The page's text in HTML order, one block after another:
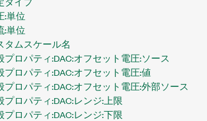
:単位
:単位
タムスケール名
プロパティ:DAC:オフセット電圧:ソース
プロパティ:DAC:オフセット電圧:値
プロパティ:DAC:オフセット電圧:外部ソース
ロパティ:DAC:レンジ:上限
ロパティ:DAC:レンジ:下限